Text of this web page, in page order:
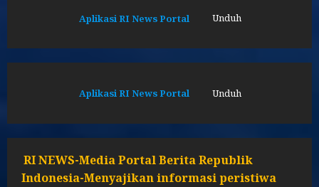
Aplikasi RI News Portal Unduh
Aplikasi RI News Portal Unduh
RI NEWS-Media Portal Berita Republik
Indonesia-Menyajikan informasi peristiwa